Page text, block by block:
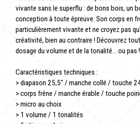
vivante sans le superflu : de bons bois, un
conception à toute épreuve. Son corps en
particulièrement vivante et ne croyez pas
créativité, bien au contraire ! Découvrez
dosage du volume et de la tonalité... ou pas !
Caractéristiques techniques :
> diapason 25,5″ / manche collé / touche
> corps frêne / manche érable / touche
> micro au choix
> 1 volume / 1 tonalités